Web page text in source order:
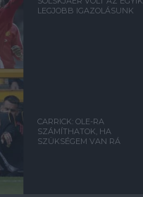
LEGJOBB IGAZOLÁSUNK
CARRICK: OLE-RA
SZÁMÍTHATOK, HA
SZÜKSÉGEM VAN RÁ